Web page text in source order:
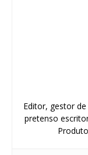
Editor, gestor
pretenso